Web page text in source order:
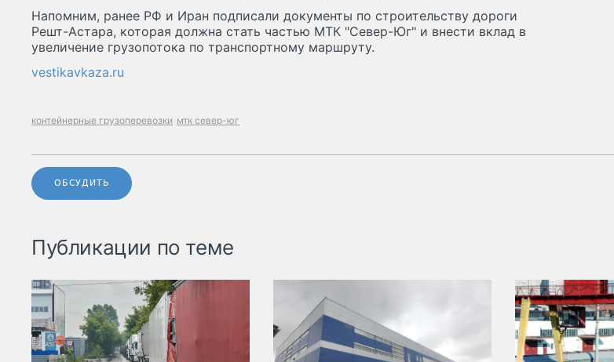
Напомним, ранее РФ и Иран подписали документы по строительству дороги
Решт-Астара, которая должна стать частью МТК "Север-Юг" и внести вклад в
увеличение грузопотока по транспортному маршруту.
vestikavkaza.ru
контейнерные грузоперевозки мтк север-юг
ОБСУДИТЬ
Публикации по теме